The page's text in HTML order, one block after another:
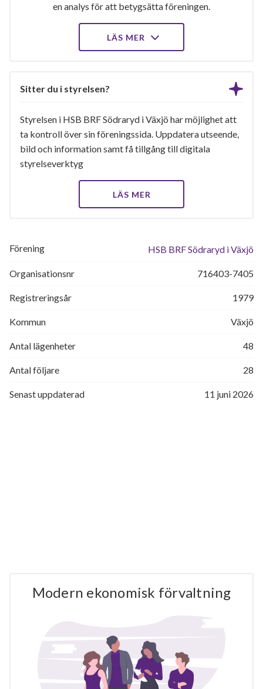
en analys för att betygsätta föreningen.
LÄS MER
Sitter du i styrelsen?
Styrelsen i HSB BRF Södraryd i Växjö har möjlighet att
ta kontroll över sin föreningssida. Uppdatera utseende,
bild och information samt få tillgång till digitala
styrelseverktyg
LÄS MER
Förening HSB BRF Södraryd i Växjö
Organisationsnr 716403-7405
Registreringsår 1979
Kommun Växjö
Antal lägenheter 48
Antal följare 28
Senast uppdaterad 11 juni 2026
Modern ekonomisk förvaltning